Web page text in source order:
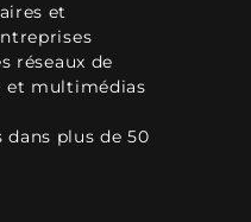
et
réseaux de
et multimédias
plus de 50